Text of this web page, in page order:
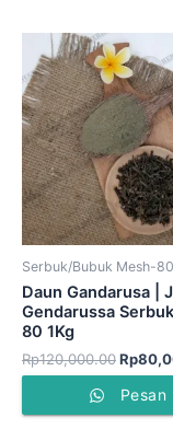
Serbuk/Bubuk Mesh-80
Daun Gandarusa |
Gendarussa
80 1Kg
Rp120,000.00
Harga
aslinya
adalah:
Rp
Pesan